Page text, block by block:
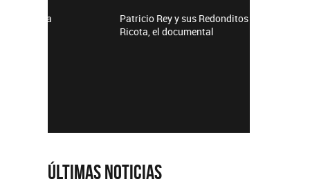
Patricio Rey y sus Redonditos de
Ricota, el documental
Últimas Noticias